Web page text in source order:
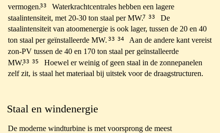
vermogen.33
Waterkrachtcentrales hebben een lagere
staalintensiteit, met 20-30 ton staal per MW.7 33
De
staalintensiteit van atoomenergie is ook lager, tussen de 20 en 40
ton staal per geïnstalleerde MW.33 34
Aan de andere kant vereist
zon-PV tussen de 40 en 170 ton staal per geïnstalleerde
MW.33 35
Hoewel er weinig of geen staal in de zonnepanelen
zelf zit, is staal het materiaal bij uitstek voor de draagstructuren.
Staal en windenergie
De moderne windturbine is met voorsprong de meest